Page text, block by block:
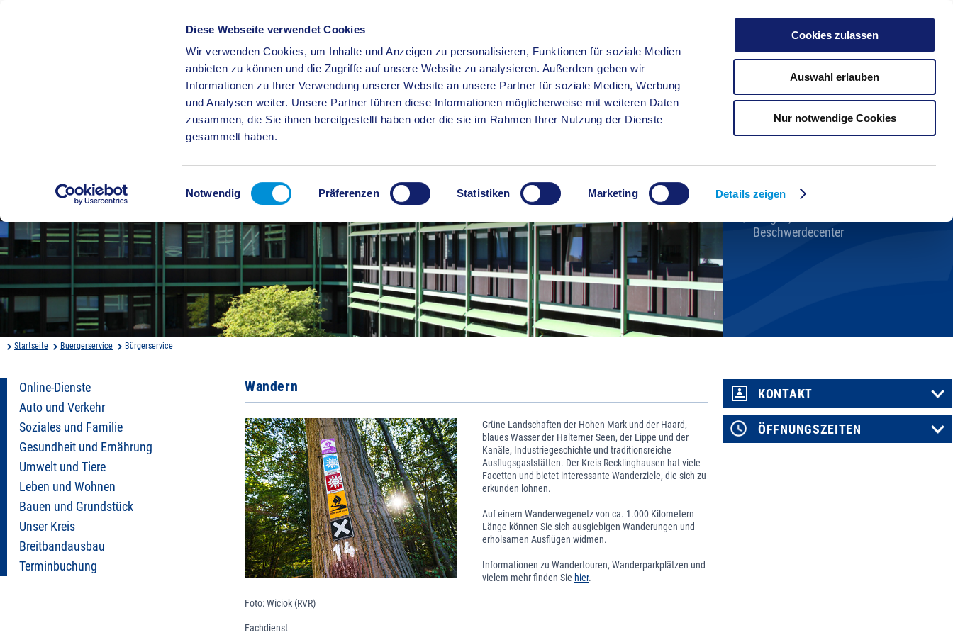
Diese Webseite verwendet Cookies
Wir verwenden Cookies, um Inhalte und Anzeigen zu personalisieren, Funktionen für soziale Medien
anbieten zu können und die Zugriffe auf unsere Website zu analysieren. Außerdem geben wir
Informationen zu Ihrer Verwendung unserer Website an unsere Partner für soziale Medien, Werbung
und Analysen weiter. Unsere Partner führen diese Informationen möglicherweise mit weiteren Daten
zusammen, die Sie ihnen bereitgestellt haben oder die sie im Rahmen Ihrer Nutzung der Dienste
gesammelt haben.
Einwilligungsauswahl
Notwendig Präferenzen Statistiken Marketing Details zeigen
Cookies zulassen
Auswahl erlauben
Nur notwendige Cookies
BÜRGERSERVICE KREISHAUS WIRTSCHAFT BILDUNG
Kreisverwaltung A-Z
Karriere beim Kreis
Beschwerdecenter
Startseite Buergerservice Bürgerservice
Online-Dienste
Auto und Verkehr
Soziales und Familie
Gesundheit und Ernährung
Umwelt und Tiere
Leben und Wohnen
Bauen und Grundstück
Unser Kreis
Breitbandausbau
Terminbuchung
Wandern
Grüne Landschaften der Hohen Mark und der Haard,
blaues Wasser der Halterner Seen, der Lippe und der
Kanäle, Industriegeschichte und traditionsreiche
Ausflugsgaststätten. Der Kreis Recklinghausen hat viele
Facetten und bietet interessante Wanderziele, die sich zu
erkunden lohnen.
Auf einem Wanderwegenetz von ca. 1.000 Kilometern
Länge können Sie sich ausgiebigen Wanderungen und
erholsamen Ausflügen widmen.
Informationen zu Wandertouren, Wanderparkplätzen und
vielem mehr finden Sie hier.
Foto: Wiciok (RVR)
Fachdienst
KONTAKT
ÖFFNUNGSZEITEN